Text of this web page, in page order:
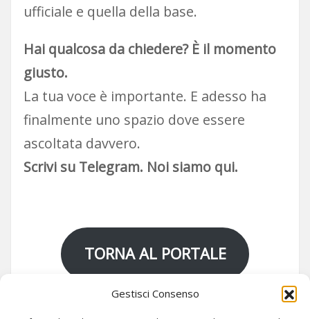
Gestisci Consenso
ufficiale e quella della base.
Hai qualcosa da chiedere? È il momento
giusto.
La tua voce è importante. E adesso ha
finalmente uno spazio dove essere
ascoltata davvero.
Scrivi su Telegram. Noi siamo qui.
TORNA AL PORTALE